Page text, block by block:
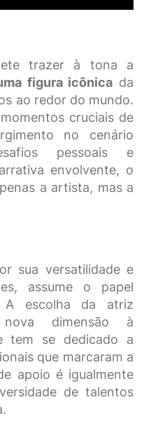
trazer à tona a
figura icônica da
ao redor do mundo.
cruciais de
no cenário
pessoais e
envolvente, o
a artista, mas a
sua versatilidade e
assume o papel
escolha da atriz
dimensão à
tem se dedicado a
que marcaram a
apoio é igualmente
de talentos